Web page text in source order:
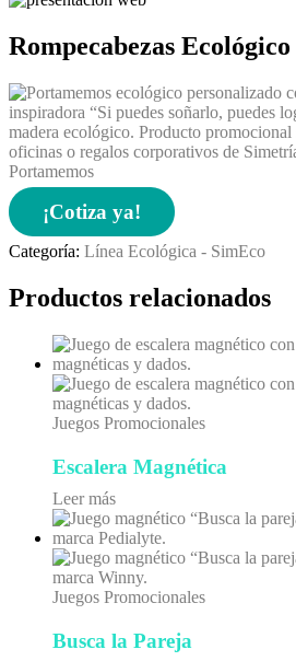
Rompecabezas Ecológico
Portamemos
¡Cotiza ya!
Categoría: Línea Ecológica - SimEco
Productos relacionados
Juegos Promocionales
Escalera Magnética
Leer más
Juegos Promocionales
Busca la Pareja